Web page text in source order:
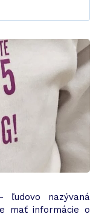
ľudovo nazývaná
mať informácie o